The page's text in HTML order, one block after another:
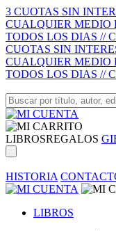
3 CUOTAS SIN
CUALQUIER MEDIO
TODOS LOS DIAS //
CUOTAS SIN
CUALQUIER MEDIO
TODOS LOS DIAS //
LIBROSREGALOS
HISTORIA
LIBROS